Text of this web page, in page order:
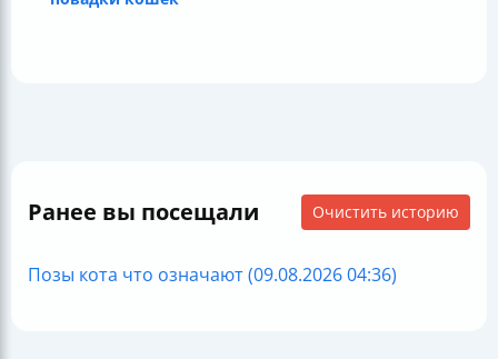
Ранее вы посещали Очистить историю
Позы кота что означают (09.08.2026 04:36)